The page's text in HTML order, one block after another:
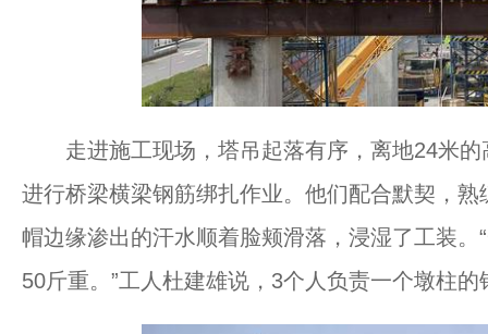
走进施工现场，塔吊起落有序，离地24米的
进行桥梁横梁钢筋绑扎作业。他们配合默契，
帽边缘渗出的汗水顺着脸颊滑落，浸湿了工装
50斤重。”工人杜建雄说，3个人负责一个墩柱